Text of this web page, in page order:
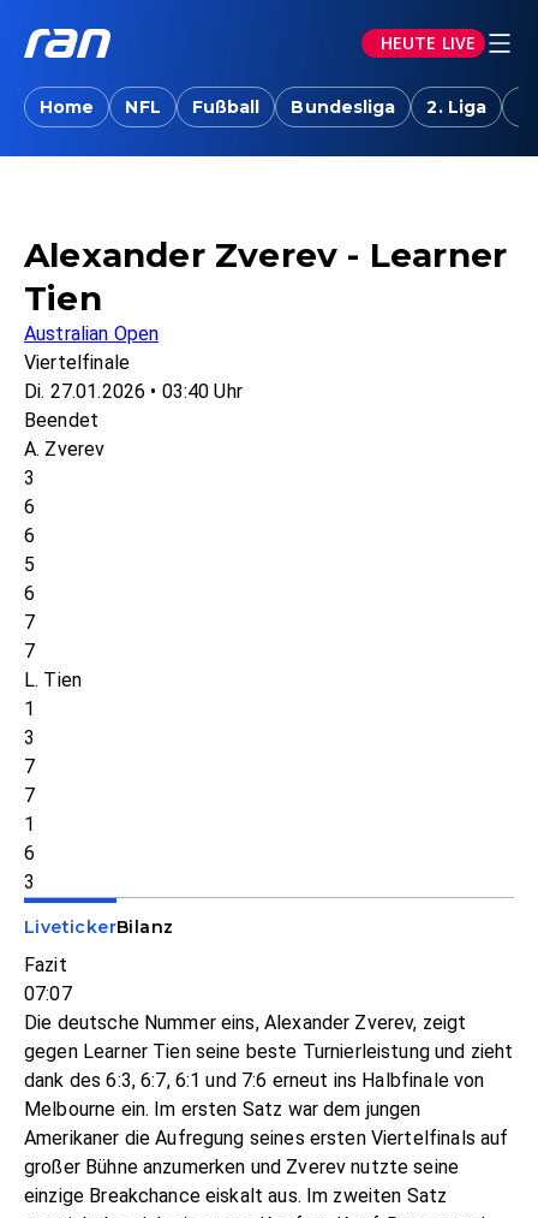
HEUTE LIVE
Home NFL Fußball Bundesliga 2. Liga
Alexander Zverev - Learner
Tien
Australian Open
Viertelfinale
Di. 27.01.2026 • 03:40 Uhr
Beendet
A. Zverev
3
6
6
5
6
7
7
L. Tien
1
3
7
7
1
6
3
LivetickerBilanz
Fazit
07:07
Die deutsche Nummer eins, Alexander Zverev, zeigt
gegen Learner Tien seine beste Turnierleistung und zieht
dank des 6:3, 6:7, 6:1 und 7:6 erneut ins Halbfinale von
Melbourne ein. Im ersten Satz war dem jungen
Amerikaner die Aufregung seines ersten Viertelfinals auf
großer Bühne anzumerken und Zverev nutzte seine
einzige Breakchance eiskalt aus. Im zweiten Satz